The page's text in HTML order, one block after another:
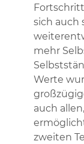
sich auch
mehr
Werte
auch
zweiten